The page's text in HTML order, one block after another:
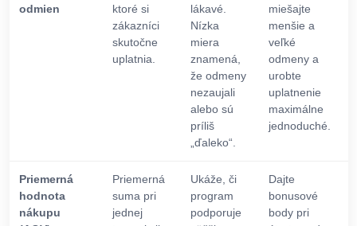
odmien
ktoré si
zákazníci
skutočne
uplatnia.
lákavé.
Nízka
miera
znamená,
že odmeny
nezaujali
alebo sú
príliš
„ďaleko“.
miešajte
menšie a
veľké
odmeny a
urobte
uplatnenie
maximálne
jednoduché.
Priemerná
hodnota
nákupu
Priemerná
suma pri
jednej
Ukáže, či
program
podporuje
Dajte
bonusové
body pri